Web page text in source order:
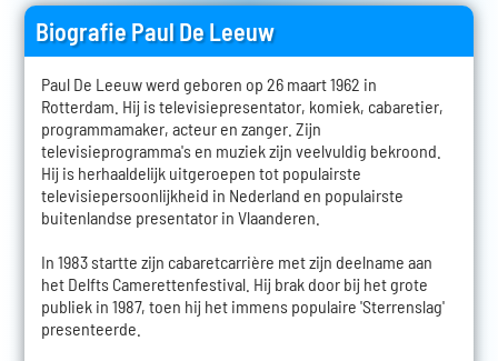
Biografie Paul De Leeuw
Paul De Leeuw werd geboren op 26 maart 1962 in
Rotterdam. Hij is televisiepresentator, komiek, cabaretier,
programmamaker, acteur en zanger. Zijn
televisieprogramma's en muziek zijn veelvuldig bekroond.
Hij is herhaaldelijk uitgeroepen tot populairste
televisiepersoonlijkheid in Nederland en populairste
buitenlandse presentator in Vlaanderen.
In 1983 startte zijn cabaretcarrière met zijn deelname aan
het Delfts Camerettenfestival. Hij brak door bij het grote
publiek in 1987, toen hij het immens populaire 'Sterrenslag'
presenteerde.